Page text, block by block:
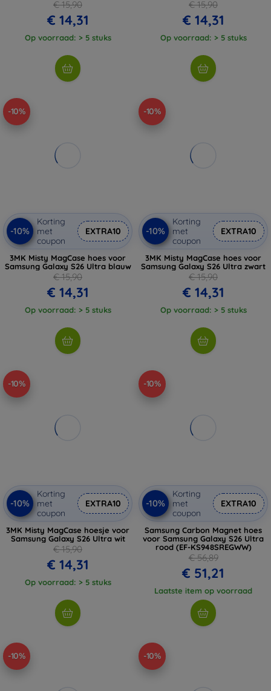
€ 15,90
€ 14,31
Op voorraad: > 5 stuks
€ 15,90
€ 14,31
Op voorraad: > 5 stuks
-10%
-10%
Korting
met
coupon
EXTRA10
3MK Misty MagCase hoes voor
Samsung Galaxy S26 Ultra blauw
€ 15,90
€ 14,31
Op voorraad: > 5 stuks
-10%
-10%
Korting
met
coupon
EXTRA10
3MK Misty MagCase hoes voor
Samsung Galaxy S26 Ultra zwart
€ 15,90
€ 14,31
Op voorraad: > 5 stuks
-10%
-10%
Korting
met
coupon
EXTRA10
3MK Misty MagCase hoesje voor
Samsung Galaxy S26 Ultra wit
€ 15,90
€ 14,31
Op voorraad: > 5 stuks
-10%
-10%
Korting
met
coupon
EXTRA10
Samsung Carbon Magnet hoes
voor Samsung Galaxy S26 Ultra
rood (EF-KS948SREGWW)
€ 56,89
€ 51,21
Laatste item op voorraad
-10% -10%